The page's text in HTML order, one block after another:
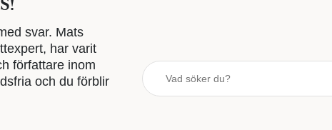
svar. Mats
har varit
författare inom
och du förblir